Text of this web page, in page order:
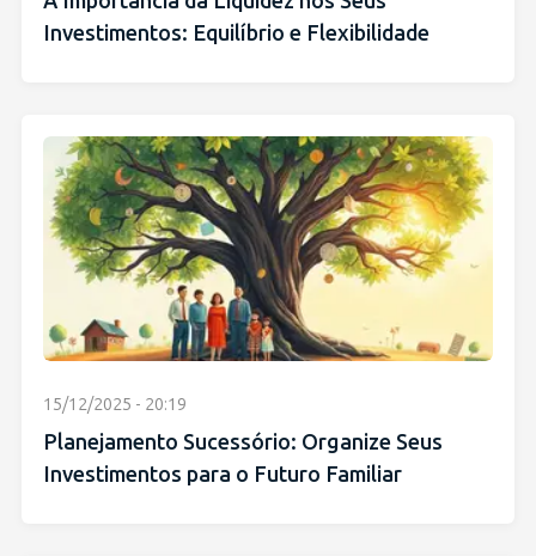
Investimentos: Equilíbrio e Flexibilidade
15/12/2025 - 20:19
Planejamento Sucessório: Organize Seus
Investimentos para o Futuro Familiar